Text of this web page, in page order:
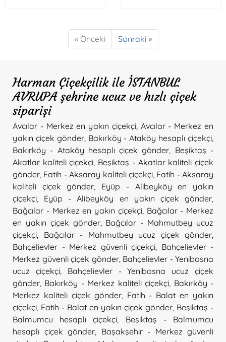
« Önceki Sonraki »
Harman Çiçekçilik ile İSTANBUL
AVRUPA şehrine ucuz ve hızlı çiçek
siparişi
Avcılar - Merkez en yakın çiçekçi, Avcılar - Merkez en
yakın çiçek gönder, Bakırköy - Ataköy hesaplı çiçekçi
Bakırköy - Ataköy hesaplı çiçek gönder
Beşiktaş -
Akatlar kaliteli çiçekçi Beşiktaş - Akatlar kaliteli çiçek
gönder Fatih - Aksaray kaliteli çiçekçi, Fatih - Aksaray
kaliteli çiçek gönder
Eyüp - Alibeyköy en yakın
çiçekçi
Eyüp - Alibeyköy en yakın çiçek gönder
Bağcılar - Merkez en yakın çiçekçi, Bağcılar - Merkez
en yakın çiçek gönder, Bağcılar - Mahmutbey ucuz
çiçekçi
Bağcılar - Mahmutbey ucuz çiçek gönder
Bahçelievler - Merkez güvenli çiçekçi
Bahçelievler -
Merkez güvenli çiçek gönder, Bahçelievler - Yenibosna
ucuz çiçekçi, Bahçelievler - Yenibosna ucuz çiçek
gönder Bakırköy - Merkez kaliteli çiçekçi Bakırköy -
Merkez kaliteli çiçek gönder, Fatih - Balat en yakın
çiçekçi Fatih - Balat en yakın çiçek gönder Beşiktaş -
Balmumcu hesaplı çiçekçi
Beşiktaş - Balmumcu
hesaplı çiçek gönder
Başakşehir - Merkez güvenli